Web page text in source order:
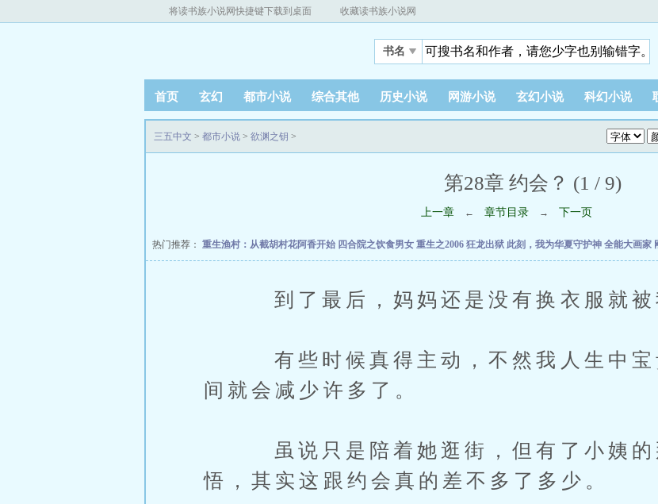
将读书族小说网快捷键下载到桌面 收藏读书族小说网
书名
首页 玄幻 都市小说 综合其他 历史小说 网游小说 玄幻小说 科幻小说
三五中文 > 都市小说 > 欲渊之钥 >
第28章 约会？ (1 / 9)
上一章 ← 章节目录 → 下一页
热门推荐： 重生渔村：从截胡村花阿香开始 四合院之饮食男女 重生之2006 狂龙出狱 此刻，我为华夏守护神 全能大画家
到了最后，妈妈还是没有换衣服就被
有些时候真得主动，不然我人生中宝
间就会减少许多了。
虽说只是陪着她逛街，但有了小姨的
悟，其实这跟约会真的差不多了多少。